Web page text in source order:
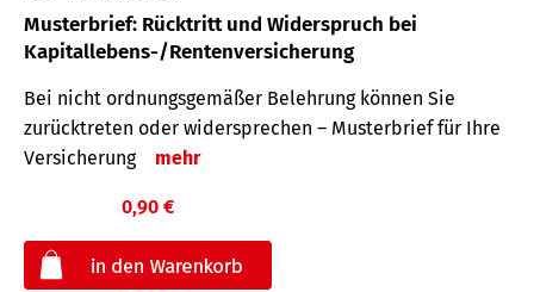
Musterbrief: Rücktritt und Widerspruch bei
Kapitallebens-/Rentenversicherung
Bei nicht ordnungsgemäßer Belehrung können Sie
zurücktreten oder widersprechen – Musterbrief für Ihre
Versicherung
mehr
0,90 €